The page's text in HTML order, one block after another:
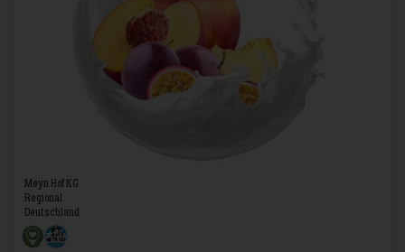
Meyn Hof KG
Regional
Deutschland